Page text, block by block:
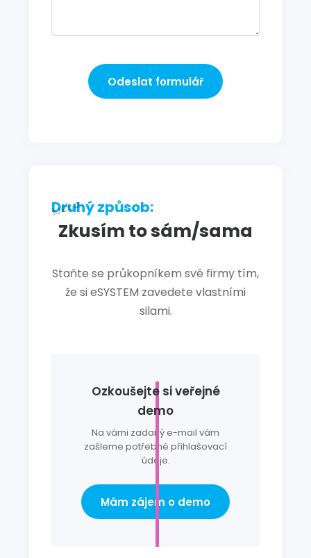
Odeslat formulář
Druhý způsob:
Zkusím to sám/sama
Staňte se průkopníkem své firmy tím,
že si eSYSTEM zavedete vlastními
silami.
Ozkoušejte si veřejné
demo
Na vámi zadaný e-mail vám
zašleme potřebné přihlašovací
údaje.
Mám zájem o demo